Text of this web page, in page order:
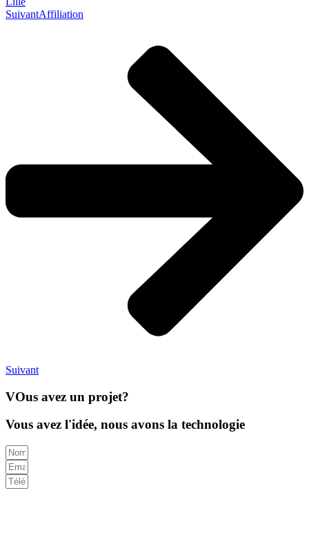
SuivantAffiliation
Suivant
VOus avez un projet?
Vous avez l'idée, nous avons la technologie